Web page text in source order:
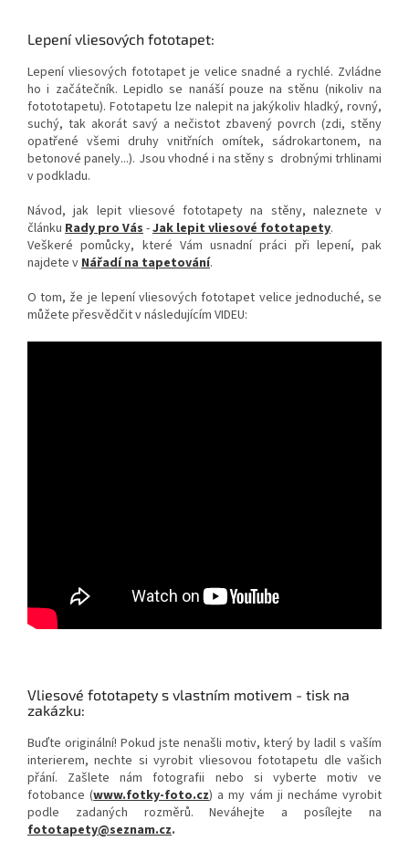
Lepení vliesových fototapet:
Lepení vliesových fototapet je velice snadné a rychlé. Zvládne
ho i začátečník. Lepidlo se nanáší pouze na stěnu (nikoliv na
fotototapetu). Fototapetu lze nalepit na jakýkoliv hladký, rovný,
suchý, tak akorát savý a nečistot zbavený povrch (zdi, stěny
opatřené všemi druhy vnitřních omítek, sádrokartonem, na
betonové panely...). Jsou vhodné i na stěny s drobnými trhlinami
v podkladu.
Návod, jak lepit vliesové fototapety na stěny, naleznete v
článku Rady pro Vás-Jak lepit vliesové fototapety.
Veškeré pomůcky, které Vám usnadní práci při lepení, pak
najdete vNářadí na tapetování.
O tom, že je lepení vliesových fototapet velice jednoduché, se
můžete přesvědčit v následujícím VIDEU:
Vliesové fototapety s vlastním motivem - tisk na
zakázku:
Buďte originální! Pokud jste nenašli motiv, který by ladil s vaším
interierem, nechte si vyrobit vliesovou fototapetu dle vašich
přání. Zašlete nám fotografii nebo si vyberte motiv ve
fotobance (www.fotky-foto.cz) a my vám ji necháme vyrobit
podle zadaných rozměrů. Neváhejte a posílejte na
fototapety@seznam.cz.